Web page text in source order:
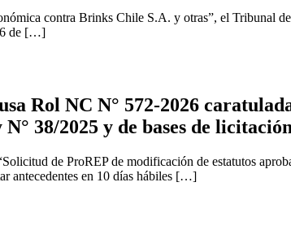
contra Brinks Chile S.A. y otras”, el Tribunal
de […]
Rol NC N° 572-2026
38/2025 y de bases de
de ProREP de modificación de estatutos
antecedentes en 10 días hábiles […]